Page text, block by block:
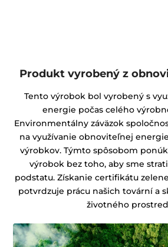
Produkt vyrobený z
Tento výrobok bol vyrobený s
energie počas celého
Environmentálny záväzok
na využívanie obnoviteľnej
výrobkov. Týmto spôsobom
výrobok bez toho, aby sme
podstatu. Získanie certifikátu
potvrdzuje prácu našich tovární a
životného